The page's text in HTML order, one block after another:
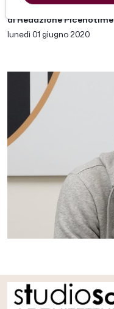
di Redazione Picenotime
lunedì 01 giugno 2020